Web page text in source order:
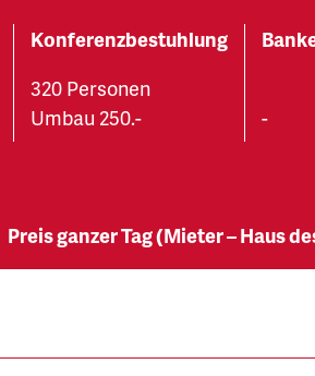
Konferenzbestuhlung
320 Personen
Umbau 250.-
-
Preis ganzer Tag (Mieter – Haus